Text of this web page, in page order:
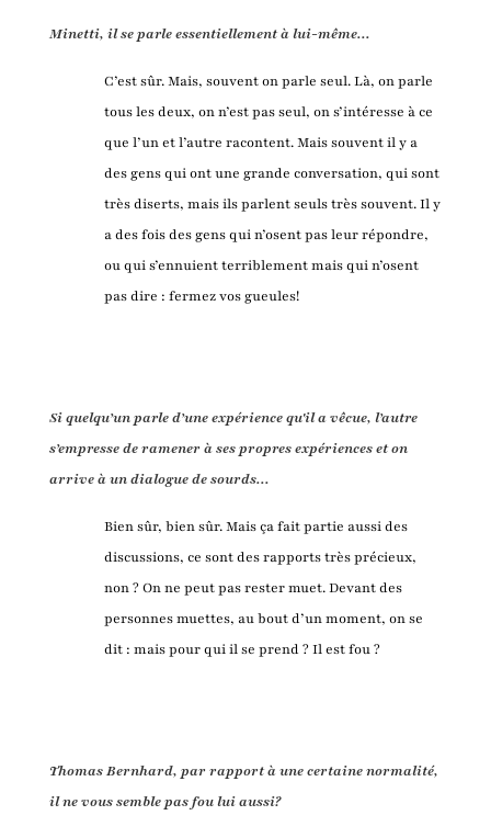
Minetti, il se parle essentiellement à lui-même...
C’est sûr. Mais, souvent on parle seul. Là, on parle
tous les deux, on n’est pas seul, on s’intéresse à ce
que l’un et l’autre racontent. Mais souvent il y a
des gens qui ont une grande conversation, qui sont
très diserts, mais ils parlent seuls très souvent. Il y
a des fois des gens qui n’osent pas leur répondre,
ou qui s’ennuient terriblement mais qui n’osent
pas dire : fermez vos gueules!
Si quelqu’un parle d’une expérience qu'il a vêcue, l’autre
s’empresse de ramener à ses propres expériences et on
arrive à un dialogue de sourds...
Bien sûr, bien sûr. Mais ça fait partie aussi des
discussions, ce sont des rapports très précieux,
non ? On ne peut pas rester muet. Devant des
personnes muettes, au bout d’un moment, on se
dit : mais pour qui il se prend ? Il est fou ?
Thomas Bernhard, par rapport à une certaine normalité,
il ne vous semble pas fou lui aussi?